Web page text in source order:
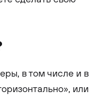
в том числе и в
или